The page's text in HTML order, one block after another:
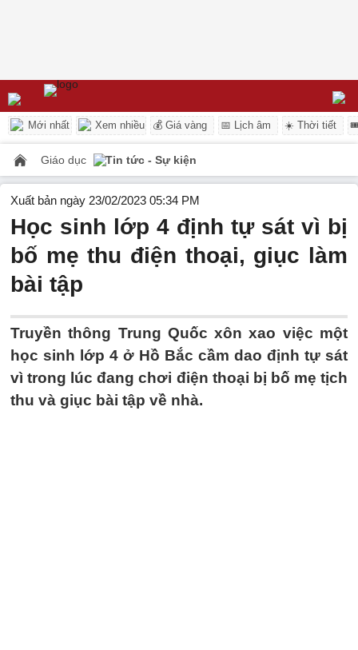
Mới nhất Xem nhiều 💰 Giá vàng 📅 Lịch âm ☀️ Thời tiết
Giáo dục Tin tức - Sự kiện
Xuất bản ngày 23/02/2023 05:34 PM
Học sinh lớp 4 định tự sát vì bị
bố mẹ thu điện thoại, giục làm
bài tập
Truyền thông Trung Quốc xôn xao việc một
học sinh lớp 4 ở Hồ Bắc cầm dao định tự sát
vì trong lúc đang chơi điện thoại bị bố mẹ tịch
thu và giục bài tập về nhà.